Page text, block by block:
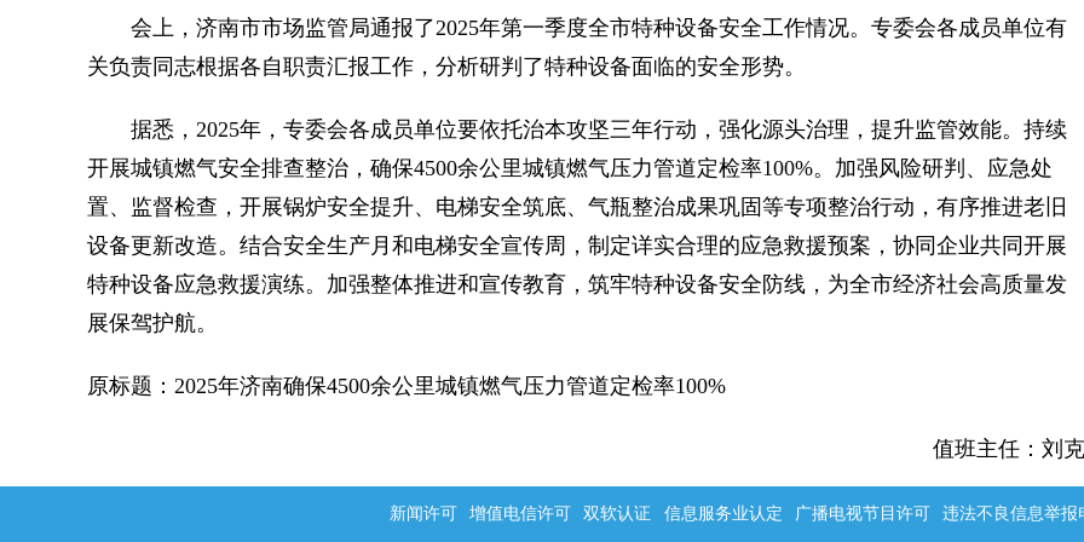
会上，济南市市场监管局通报了2025年第一季度全市特种设备安全工作情况。专委会各成员单位有
关负责同志根据各自职责汇报工作，分析研判了特种设备面临的安全形势。
据悉，2025年，专委会各成员单位要依托治本攻坚三年行动，强化源头治理，提升监管效能。持续
开展城镇燃气安全排查整治，确保4500余公里城镇燃气压力管道定检率100%。加强风险研判、应急处
置、监督检查，开展锅炉安全提升、电梯安全筑底、气瓶整治成果巩固等专项整治行动，有序推进老旧
设备更新改造。结合安全生产月和电梯安全宣传周，制定详实合理的应急救援预案，协同企业共同开展
特种设备应急救援演练。加强整体推进和宣传教育，筑牢特种设备安全防线，为全市经济社会高质量发
展保驾护航。
原标题：2025年济南确保4500余公里城镇燃气压力管道定检率100%
值班主任：刘克
新闻许可 增值电信许可 双软认证 信息服务业认定 广播电视节目许可 违法不良信息举报